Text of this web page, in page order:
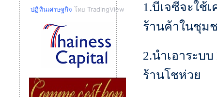
ปฏิทินเศรษฐกิจ โดย TradingView
1.บีเจซีจะใช้
ร้านค้าในชุม
2.นำเอาระบ
ร้านโชห่วย